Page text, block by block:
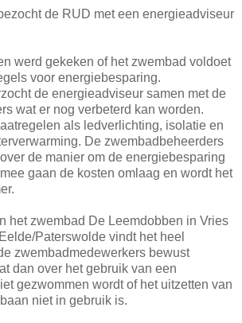
de RUD met een energieadviseur
werd gekeken of het zwembad voldoet
voor energiebesparing.
de energieadviseur samen met de
wat er nog verbeterd kan worden.
als ledverlichting, isolatie en
De zwembadbeheerders
de manier om de energiebesparing
gaan de kosten omlaag en wordt het
het zwembad De Leemdobben in Vries
Paterswolde vindt het heel
zwembadmedewerkers bewust
dan over het gebruik van een
gezwommen wordt of het uitzetten van
niet in gebruik is.